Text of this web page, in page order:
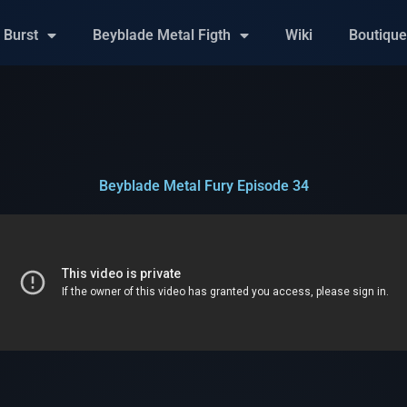
Burst Beyblade Metal Figth Wiki Boutique
Beyblade Metal Fury Episode 34